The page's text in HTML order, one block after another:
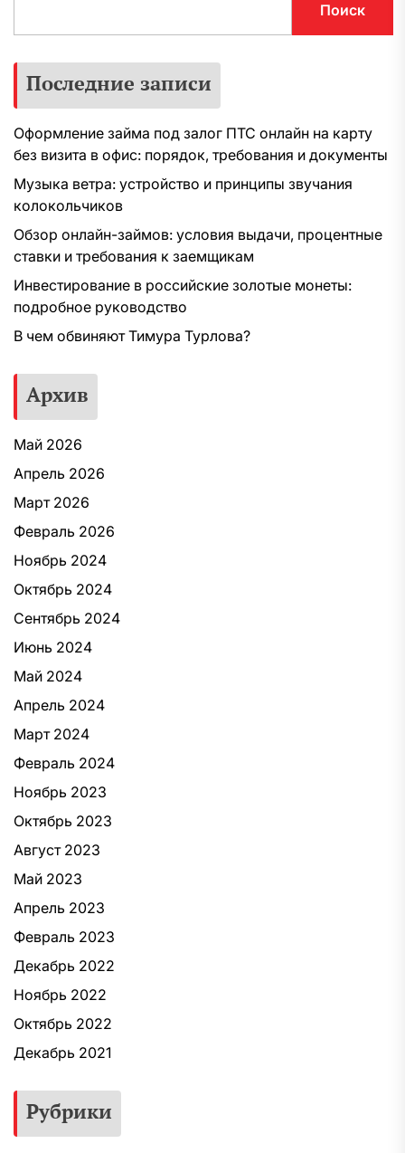
Поиск
Последние записи
Оформление займа под залог ПТС онлайн на карту
без визита в офис: порядок, требования и документы
Музыка ветра: устройство и принципы звучания
колокольчиков
Обзор онлайн-займов: условия выдачи, процентные
ставки и требования к заемщикам
Инвестирование в российские золотые монеты:
подробное руководство
В чем обвиняют Тимура Турлова?
Архив
Май 2026
Апрель 2026
Март 2026
Февраль 2026
Ноябрь 2024
Октябрь 2024
Сентябрь 2024
Июнь 2024
Май 2024
Апрель 2024
Март 2024
Февраль 2024
Ноябрь 2023
Октябрь 2023
Август 2023
Май 2023
Апрель 2023
Февраль 2023
Декабрь 2022
Ноябрь 2022
Октябрь 2022
Декабрь 2021
Рубрики